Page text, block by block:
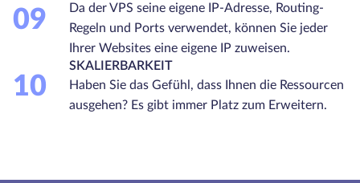
09
Da der VPS seine eigene IP-Adresse, Routing-
Regeln und Ports verwendet, können Sie jeder
Ihrer Websites eine eigene IP zuweisen.
10
SKALIERBARKEIT
Haben Sie das Gefühl, dass Ihnen die Ressourcen
ausgehen? Es gibt immer Platz zum Erweitern.